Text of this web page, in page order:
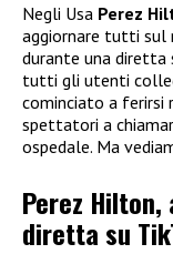
Negli Usa Perez
aggiornare tutti sul
durante una
tutti gli utenti
cominciato a
spettatori a
ospedale. Ma
Perez
diretta su